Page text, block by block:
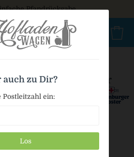
Pfandrückgabe
Dunkles Radler
zu Dir?
Postleitzahl ein:
Los